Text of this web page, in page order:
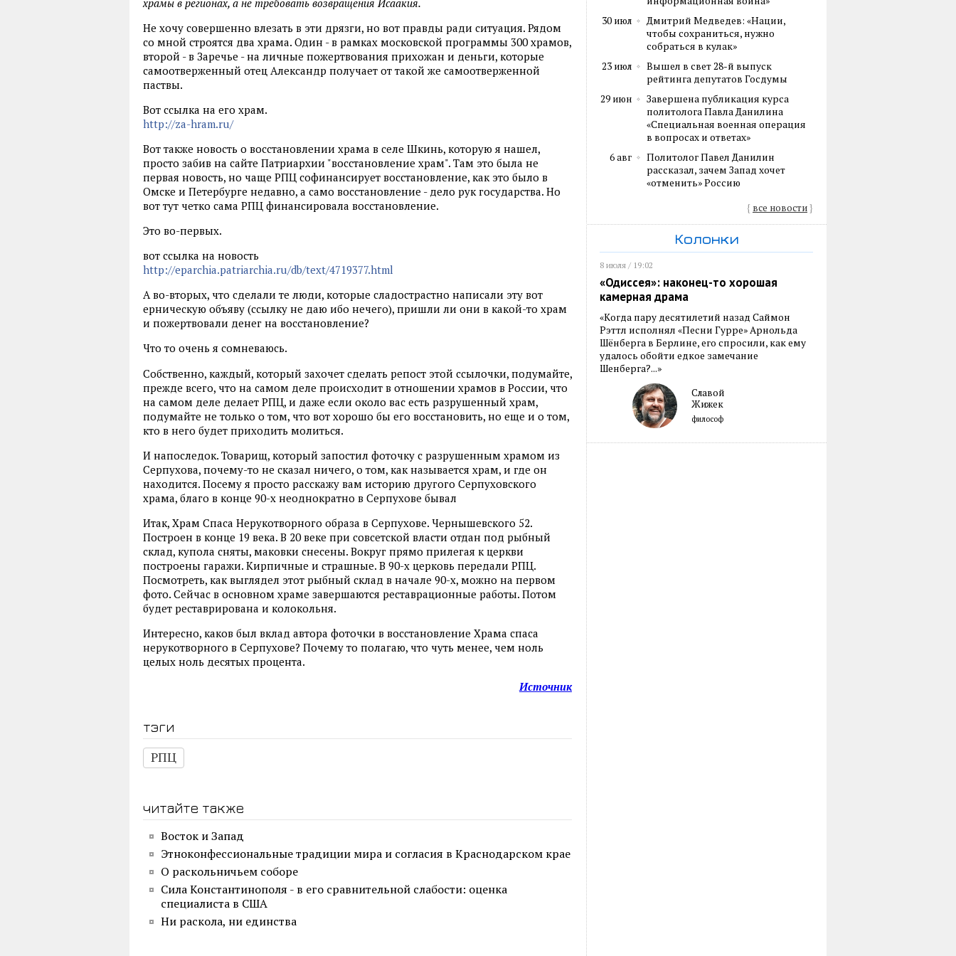
храмы в регионах, а не требовать возвращения Исаакия.
Не хочу совершенно влезать в эти дрязги, но вот правды ради ситуация. Рядом
со мной строятся два храма. Один - в рамках московской программы 300 храмов,
второй - в Заречье - на личные пожертвования прихожан и деньги, которые
самоотверженный отец Александр получает от такой же самоотверженной
паствы.
Вот ссылка на его храм.
http://za-hram.ru/
Вот также новость о восстановлении храма в селе Шкинь, которую я нашел,
просто забив на сайте Патриархии "восстановление храм". Там это была не
первая новость, но чаще РПЦ софинансирует восстановление, как это было в
Омске и Петербурге недавно, а само восстановление - дело рук государства. Но
вот тут четко сама РПЦ финансировала восстановление.
Это во-первых.
вот ссылка на новость
http://eparchia.patriarchia.ru/db/text/4719377.html
А во-вторых, что сделали те люди, которые сладострастно написали эту вот
ерническую объяву (ссылку не даю ибо нечего), пришли ли они в какой-то храм
и пожертвовали денег на восстановление?
Что то очень я сомневаюсь.
Собственно, каждый, который захочет сделать репост этой ссылочки, подумайте,
прежде всего, что на самом деле происходит в отношении храмов в России, что
на самом деле делает РПЦ, и даже если около вас есть разрушенный храм,
подумайте не только о том, что вот хорошо бы его восстановить, но еще и о том,
кто в него будет приходить молиться.
И напоследок. Товарищ, который запостил фоточку с разрушенным храмом из
Серпухова, почему-то не сказал ничего, о том, как называется храм, и где он
находится. Посему я просто расскажу вам историю другого Серпуховского
храма, благо в конце 90-х неоднократно в Серпухове бывал
Итак, Храм Спаса Нерукотворного образа в Серпухове. Чернышевского 52.
Построен в конце 19 века. В 20 веке при совсетской власти отдан под рыбный
склад, купола сняты, маковки снесены. Вокруг прямо прилегая к церкви
построены гаражи. Кирпичные и страшные. В 90-х церковь передали РПЦ.
Посмотреть, как выглядел этот рыбный склад в начале 90-х, можно на первом
фото. Сейчас в основном храме завершаются реставрационные работы. Потом
будет реставрирована и колокольня.
Интересно, каков был вклад автора фоточки в восстановление Храма спаса
нерукотворного в Серпухове? Почему то полагаю, что чуть менее, чем ноль
целых ноль десятых процента.
Источник
тэги
РПЦ
читайте также
Восток и Запад
Этноконфессиональные традиции мира и согласия в Краснодарском крае
О раскольничьем соборе
Сила Константинополя - в его сравнительной слабости: оценка
специалиста в США
Ни раскола, ни единства
30 июл
Дмитрий Медведев: «Нации,
чтобы сохраниться, нужно
собраться в кулак»
23 июл
Вышел в свет 28-й выпуск
рейтинга депутатов Госдумы
29 июн
Завершена публикация курса
политолога Павла Данилина
«Специальная военная операция
в вопросах и ответах»
6 авг
Политолог Павел Данилин
рассказал, зачем Запад хочет
«отменить» Россию
{ все новости}
Колонки
8 июля / 19:02
«Одиссея»: наконец-то хорошая
камерная драма
«Когда пару десятилетий назад Саймон
Рэттл исполнял «Песни Гурре» Арнольда
Шёнберга в Берлине, его спросили, как ему
удалось обойти едкое замечание
Шенберга?...»
Славой
Жижек
философ